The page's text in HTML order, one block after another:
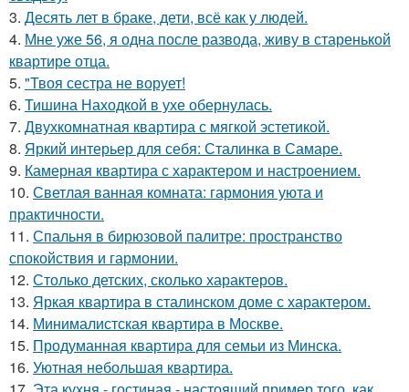
3. Десять лет в браке, дети, всё как у людей.
4. Мне уже 56, я одна после развода, живу в старенькой
квартире отца.
5. "Твоя сестра не ворует!
6. Тишина Находкой в ухе обернулась.
7. Двухкомнатная квартира с мягкой эстетикой.
8. Яркий интерьер для себя: Сталинка в Самаре.
9. Камерная квартира с характером и настроением.
10. Светлая ванная комната: гармония уюта и
практичности.
11. Спальня в бирюзовой палитре: пространство
спокойствия и гармонии.
12. Столько детских, сколько характеров.
13. Яркая квартира в сталинском доме с характером.
14. Минималистская квартира в Москве.
15. Продуманная квартира для семьи из Минска.
16. Уютная небольшая квартира.